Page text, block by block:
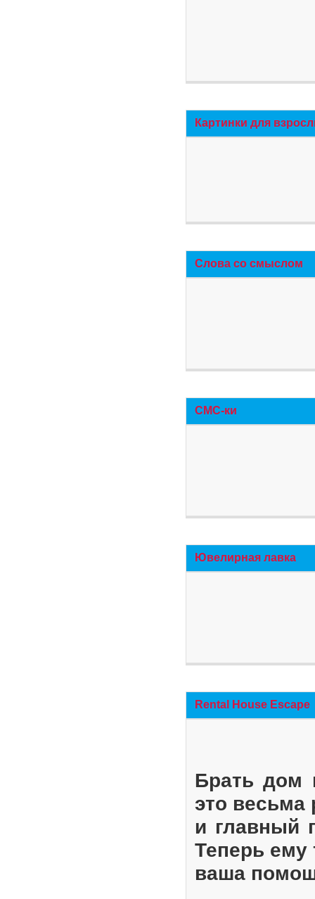
Картинки для
Слова со смыслом
СМС-ки
Ювелирная лавка
Rental House Escape
Брать дом
это весьма
и главный
Теперь ему
ваша